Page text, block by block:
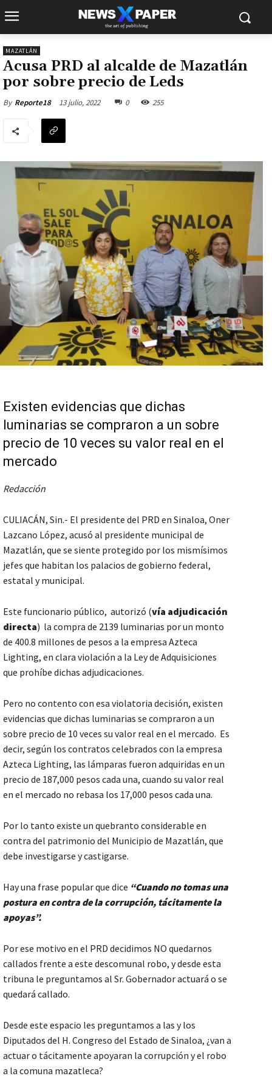
MAZATLÁN
Acusa PRD al alcalde de Mazatlán
por sobre precio de Leds
By Reporte18 13 julio, 2022 0 255
Existen evidencias que dichas
luminarias se compraron a un sobre
precio de 10 veces su valor real en el
mercado
Redacción
CULIACÁN, Sin.- El presidente del PRD en Sinaloa, Oner
Lazcano López, acusó al presidente municipal de
Mazatlán, que se siente protegido por los mismísimos
jefes que habitan los palacios de gobierno federal,
estatal y municipal.
Este funcionario público, autorizó (vía adjudicación
directa) la compra de 2139 luminarias por un monto
de 400.8 millones de pesos a la empresa Azteca
Lighting, en clara violación a la Ley de Adquisiciones
que prohíbe dichas adjudicaciones.
Pero no contento con esa violatoria decisión, existen
evidencias que dichas luminarias se compraron a un
sobre precio de 10 veces su valor real en el mercado. Es
decir, según los contratos celebrados con la empresa
Azteca Lighting, las lámparas fueron adquiridas en un
precio de 187,000 pesos cada una, cuando su valor real
en el mercado no rebasa los 17,000 pesos cada una.
Por lo tanto existe un quebranto considerable en
contra del patrimonio del Municipio de Mazatlán, que
debe investigarse y castigarse.
Hay una frase popular que dice “Cuando no tomas una
postura en contra de la corrupción, tácitamente la
apoyas”.
Por ese motivo en el PRD decidimos NO quedarnos
callados frente a este descomunal robo, y desde esta
tribuna le preguntamos al Sr. Gobernador actuará o se
quedará callado.
Desde este espacio les preguntamos a las y los
Diputados del H. Congreso del Estado de Sinaloa, ¿van a
actuar o tácitamente apoyaran la corrupción y el robo
a la comuna mazatleca?